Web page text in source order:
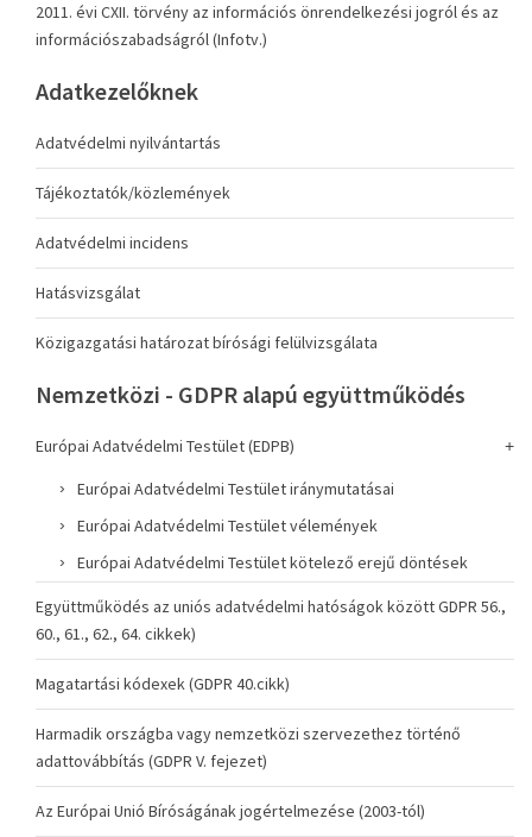
2011. évi CXII. törvény az információs önrendelkezési jogról és az
információszabadságról (Infotv.)
Adatkezelőknek
Adatvédelmi nyilvántartás
Tájékoztatók/közlemények
Adatvédelmi incidens
Hatásvizsgálat
Közigazgatási határozat bírósági felülvizsgálata
Nemzetközi - GDPR alapú együttműködés
Európai Adatvédelmi Testület (EDPB)
Európai Adatvédelmi Testület iránymutatásai
Európai Adatvédelmi Testület vélemények
Európai Adatvédelmi Testület kötelező erejű döntések
Együttműködés az uniós adatvédelmi hatóságok között GDPR 56.,
60., 61., 62., 64. cikkek)
Magatartási kódexek (GDPR 40.cikk)
Harmadik országba vagy nemzetközi szervezethez történő
adattovábbítás (GDPR V. fejezet)
Az Európai Unió Bíróságának jogértelmezése (2003-tól)